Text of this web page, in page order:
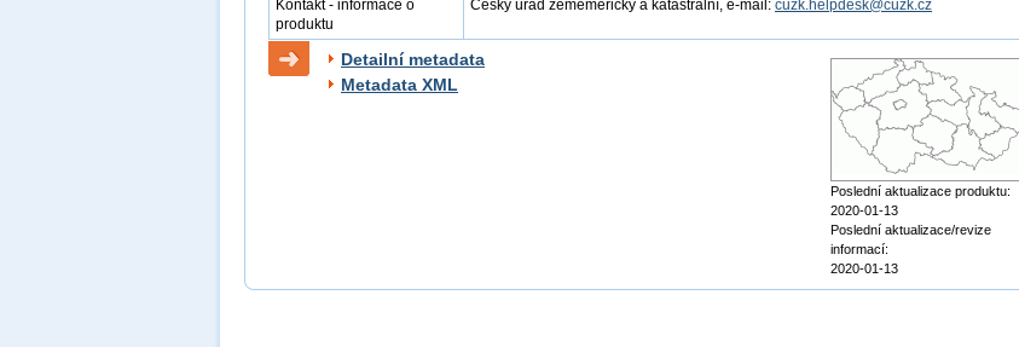
Kontakt - informace o
produktu
Český úřad zeměměřický a katastrální, e-mail: cuzk.helpdesk@cuzk.cz
Detailní metadata
Metadata XML
Poslední aktualizace produktu:
2020-01-13
Poslední aktualizace/revize
informací:
2020-01-13